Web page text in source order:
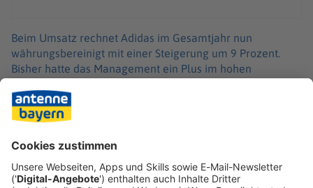
Beim Umsatz rechnet Adidas im Gesamtjahr nun
währungsbereinigt mit einer Steigerung um 9 Prozent.
Bisher hatte das Management ein Plus im hohen
An der Börse kamen die Neuigkeiten gut an: Im
nachbörslichen Handel auf der Plattform Tradegate legte
die Adidas-Aktie im Vergleich zum Xetra-Schlusskurs um